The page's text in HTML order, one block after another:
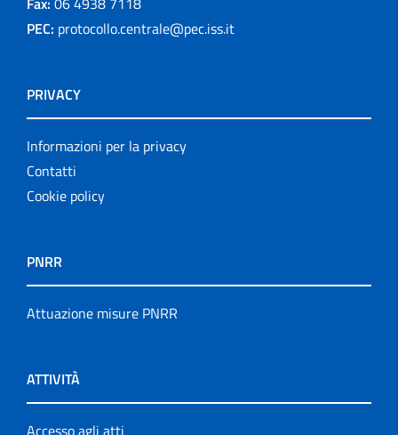
PEC: protocollo.centrale@pec.iss.it
PRIVACY
Informazioni per la privacy
Contatti
Cookie policy
PNRR
Attuazione misure PNRR
ATTIVITÀ
Accesso agli atti